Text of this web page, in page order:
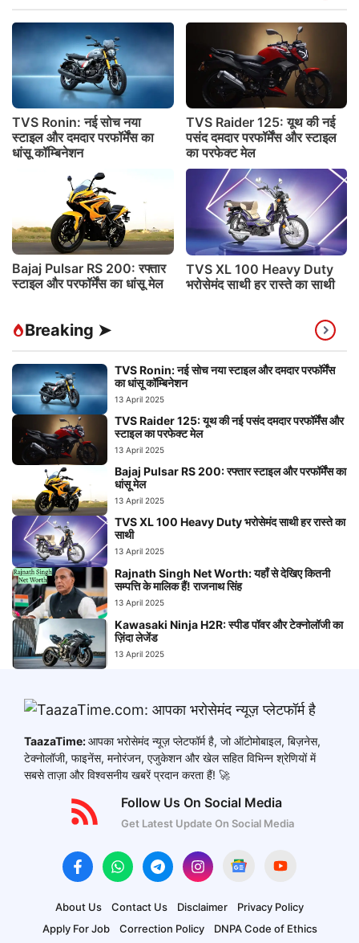
TVS Ronin: नई सोच नया
स्टाइल और दमदार परफॉर्मेंस का
धांसू कॉम्बिनेशन
TVS Raider 125: यूथ की नई
पसंद दमदार परफॉर्मेंस और स्टाइल
का परफेक्ट मेल
Bajaj Pulsar RS 200: रफ्तार
स्टाइल और परफॉर्मेंस का धांसू मेल
TVS XL 100 Heavy Duty
भरोसेमंद साथी हर रास्ते का साथी
Breaking ➤
TVS Ronin: नई सोच नया स्टाइल और दमदार परफॉर्मेंस
का धांसू कॉम्बिनेशन
13 April 2025
TVS Raider 125: यूथ की नई पसंद दमदार परफॉर्मेंस और
स्टाइल का परफेक्ट मेल
13 April 2025
Bajaj Pulsar RS 200: रफ्तार स्टाइल और परफॉर्मेंस का
धांसू मेल
13 April 2025
TVS XL 100 Heavy Duty भरोसेमंद साथी हर रास्ते का
साथी
13 April 2025
Rajnath Singh Net Worth: यहाँ से देखिए कितनी
सम्पत्ति के मालिक हैं! राजनाथ सिंह
13 April 2025
Kawasaki Ninja H2R: स्पीड पॉवर और टेक्नोलॉजी का
ज़िंदा लेजेंड
13 April 2025
TaazaTime:आपका भरोसेमंद न्यूज़ प्लेटफॉर्म है, जो ऑटोमोबाइल, बिज़नेस,
टेक्नोलॉजी, फाइनेंस, मनोरंजन, एजुकेशन और खेल सहित विभिन्न श्रेणियों में
सबसे ताज़ा और विश्वसनीय खबरें प्रदान करता हैं! 🚀
Follow Us On Social Media
Get Latest Update On Social Media
About Us Contact Us Disclaimer
Privacy Policy
Apply For Job
Correction Policy DNPA Code of Ethics